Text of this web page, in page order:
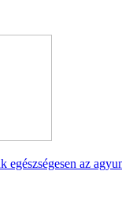
egészségesen az